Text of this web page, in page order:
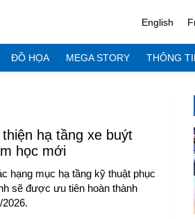
English
ĐỒ HỌA MEGA STORY THÔNG
hạ tầng xe buýt
học mới
hạng mục hạ tầng kỹ thuật phục
sẽ được ưu tiên hoàn thành